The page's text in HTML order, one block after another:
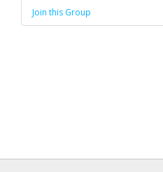
Join this Group